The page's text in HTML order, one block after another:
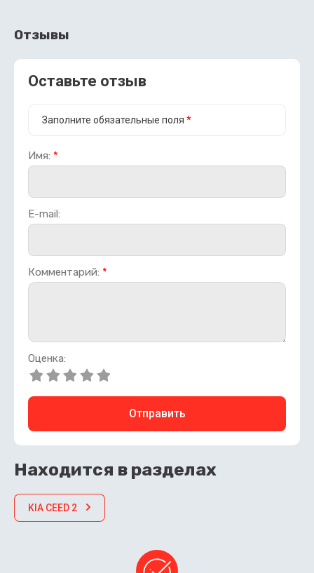
Отзывы
Оставьте отзыв
Заполните обязательные поля *
Имя: *
E-mail:
Комментарий: *
Оценка:
Отправить
Находится в разделах
KIA CEED 2